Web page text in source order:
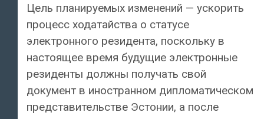
Цель планируемых изменений — ускорить
процесс ходатайства о статусе
электронного резидента, поскольку в
настоящее время будущие электронные
резиденты должны получать свой
документ в иностранном дипломатическом
представительстве Эстонии, а после